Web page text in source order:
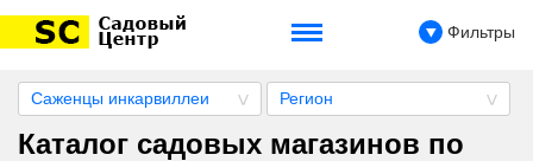
Фильтры
Саженцы инкарвиллеи Регион
Каталог садовых магазинов по